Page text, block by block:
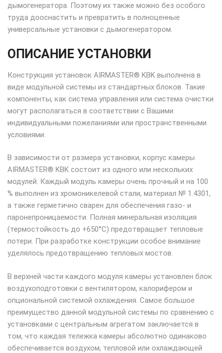
дымогенератора. Поэтому их также можно без особого
труда дооснастить и превратить в полноценные
универсальные установки с дымогенератором.
ОПИСАНИЕ УСТАНОВКИ
Конструкция установок AIRMASTER® KBK выполнена в
виде модульной системы из стандартных блоков. Такие
компоненты, как система управления или система очистки
могут располагаться в соответствии с Вашими
индивидуальными пожеланиями или пространственными
условиями.
В зависимости от размера установки, корпус камеры
AIRMASTER® KBK состоит из одного или нескольких
модулей. Каждый модуль камеры очень прочный и на 100
% выполнен из хромоникелевой стали, материал № 1.4301,
а также герметично сварен для обеспечения газо- и
паронепроницаемости. Полная минеральная изоляция
(термостойкость до +650°C) предотвращает тепловые
потери. При разработке конструкции особое внимание
уделялось предотвращению тепловых мостов.
В верхней части каждого модуля камеры установлен блок
воздухоподготовки с вентилятором, калорифером и
опциональной системой охлаждения. Самое большое
преимущество данной модульной системы по сравнению с
установками с центральным агрегатом заключается в
том, что каждая тележка камеры абсолютно одинаково
обеспечивается воздухом, тепловой или охлаждающей